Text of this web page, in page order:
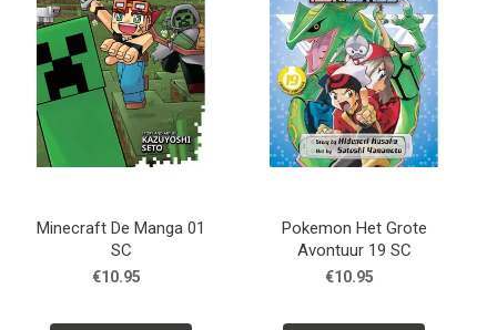
Minecraft De Manga 01
SC
€10.95
Pokemon Het Grote
Avontuur 19 SC
€10.95